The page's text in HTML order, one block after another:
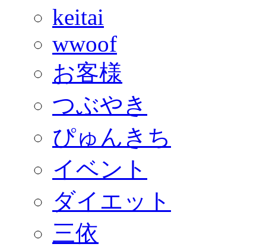
keitai
wwoof
お客様
つぶやき
ぴゅんきち
イベント
ダイエット
三依